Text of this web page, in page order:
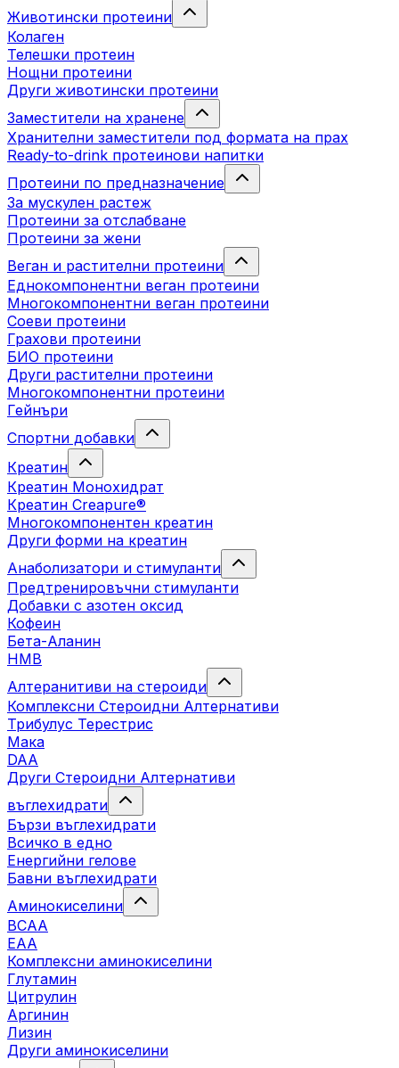
Животински протеини
Колаген
Телешки протеин
Нощни протеини
Други животински протеини
Заместители на хранене
Хранителни заместители под формата на прах
Ready-to-drink протеинови напитки
Протеини по предназначение
За мускулен растеж
Протеини за отслабване
Протеини за жени
Веган и растителни протеини
Еднокомпонентни веган протеини
Многокомпонентни веган протеини
Соеви протеини
Грахови протеини
БИО протеини
Други растителни протеини
Многокомпонентни протеини
Гейнъри
Спортни добавки
Креатин
Креатин Монохидрат
Креатин Creapure®
Многокомпонентен креатин
Други форми на креатин
Анаболизатори и стимуланти
Предтренировъчни стимуланти
Добавки с азотен оксид
Кофеин
Бета-Аланин
HMB
Алтеранитиви на стероиди
Комплексни Стероидни Алтернативи
Трибулус Терестрис
Maка
DAA
Други Стероидни Алтернативи
въглехидрати
Бързи въглехидрати
Всичко в едно
Енергийни гелове
Бавни въглехидрати
Аминокиселини
BCAA
EAA
Комплексни аминокиселини
Глутамин
Цитрулин
Аргинин
Лизин
Други аминокиселини